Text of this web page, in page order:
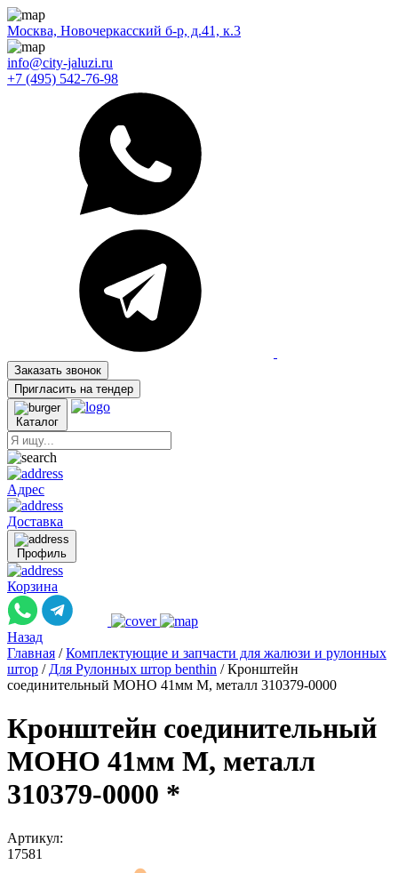
Москва, Новочеркасский б-р, д.41, к.3
info@city-jaluzi.ru
+7 (495) 542-76-98
Заказать звонок
Пригласить на тендер
Каталог
Адрес
Доставка
Профиль
Корзина
Назад
Главная / Комплектующие и запчасти для жалюзи и рулонных
штор / Для Рулонных штор benthin / Кронштейн
соединительный МОНО 41мм М, металл 310379-0000
Кронштейн соединительный
МОНО 41мм М, металл
310379-0000 *
Артикул:
17581